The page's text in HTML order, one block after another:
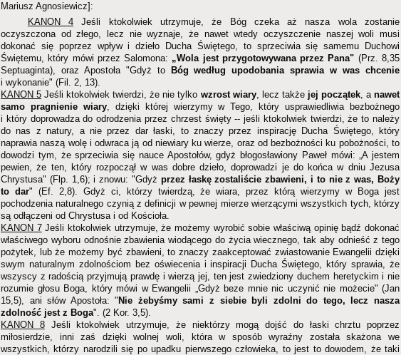
Mariusz Agnosiewicz]:
KANON 4 Jeśli ktokolwiek utrzymuje, że Bóg czeka aż nasza wola zostanie
oczyszczona od złego, lecz nie wyznaje, że nawet wtedy oczyszczenie naszej woli musi
dokonać się poprzez wpływ i dzieło Ducha Świętego, to sprzeciwia się samemu Duchowi
Świętemu, który mówi przez Salomona: „Wola jest przygotowywana przez Pana" (Prz. 8,35
Septuaginta), oraz Apostoła "Gdyż to
Bóg według upodobania sprawia w was chcenie
i wykonanie" (Fil. 2, 13).
KANON 5 Jeśli ktokolwiek twierdzi, że nie tylko wzrost wiary, lecz także jej początek, anawet
samo pragnienie wiary, dzięki której wierzymy w Tego, który usprawiedliwia bezbożnego
i który doprowadza do odrodzenia przez chrzest święty -- jeśli ktokolwiek twierdzi, że to należy
do nas z natury, a nie przez dar łaski, to znaczy przez inspirację Ducha Świętego, który
naprawia naszą wolę i odwraca ją od niewiary ku wierze, oraz od bezbożności ku pobożności, to
dowodzi tym, że sprzeciwia się nauce Apostołów, gdyż błogosławiony Paweł mówi: „A jestem
pewien, że ten, który rozpoczął w was dobre dzieło, doprowadzi je do końca w dniu Jezusa
Chrystusa" (Flp. 1,6); i znowu: "Gdyż przez łaskę zostaliście zbawieni, i to nie z was, Boży
to dar" (Ef. 2,8). Gdyż ci, którzy twierdzą, że wiara, przez którą wierzymy w Boga jest
pochodzenia naturalnego czynią z definicji w pewnej mierze wierzącymi wszystkich tych, którzy
są odłączeni od Chrystusa i od Kościoła.
KANON 7Jeśli ktokolwiek utrzymuje, że możemy wyrobić sobie właściwą opinię bądź dokonać
właściwego wyboru odnośnie zbawienia wiodącego do życia wiecznego, tak aby odnieść z tego
pożytek, lub że możemy być zbawieni, to znaczy zaakceptować zwiastowanie Ewangelii dzięki
swym naturalnym zdolnościom bez oświecenia i inspiracji Ducha Świętego, który sprawia, że
wszyscy z radością przyjmują prawdę i wierzą jej, ten jest zwiedziony duchem heretyckim i nie
rozumie głosu Boga, który mówi w Ewangelii „Gdyż beze mnie nic uczynić nie możecie" (Jan
15,5), ani słów Apostoła: " Nie żebyśmy sami z siebie byli zdolni do tego, lecz nasza
zdolność jest z Boga". (2 Kor. 3,5).
KANON 8Jeśli ktokolwiek utrzymuje, że niektórzy mogą dojść do łaski chrztu poprzez
miłosierdzie, inni zaś dzięki wolnej woli, która w sposób wyraźny została skażona we
wszystkich, którzy narodzili się po upadku pierwszego człowieka, to jest to dowodem, że taki